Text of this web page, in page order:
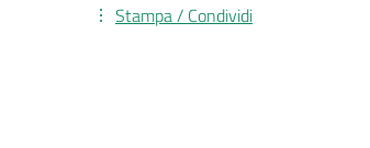
Stampa / Condividi